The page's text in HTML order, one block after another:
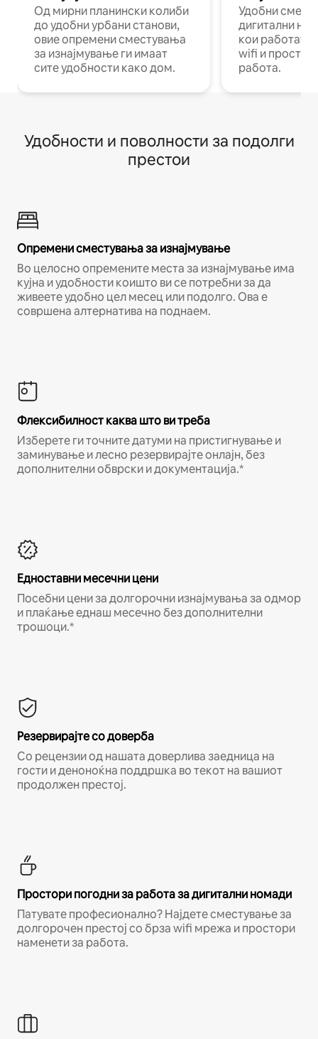
Од мирни планински колиби
до удобни урбани станови,
овие опремени сместувања
за изнајмување ги имаат
сите удобности како дом.
Удобни
дигитални
кои работат
wifi и
работа.
Удобности и поволности за подолги
престои
Опремени сместувања за изнајмување
Во целосно опремените места за изнајмување има
кујна и удобности коишто ви се потребни за да
живеете удобно цел месец или подолго. Ова е
совршена алтернатива на поднаем.
Флексибилност каква што ви треба
Изберете ги точните датуми на пристигнување и
заминување и лесно резервирајте онлајн, без
дополнителни обврски и документација.*
Едноставни месечни цени
Посебни цени за долгорочни изнајмувања за одмор
и плаќање еднаш месечно без дополнителни
трошоци.*
Резервирајте со доверба
Со рецензии од нашата доверлива заедница на
гости и деноноќна поддршка во текот на вашиот
продолжен престој.
Простори погодни за работа за дигитални номади
Патувате професионално? Најдете сместување за
долгорочен престој со брза wifi мрежа и простори
наменети за работа.